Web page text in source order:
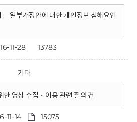
」 일부개정안에 대한 개인정보 침해요인
11-28 13783
기타
한 영상 수집・이용 관련 질의 건
11-14 15075